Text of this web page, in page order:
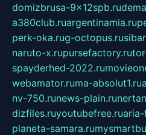
domizbrusa-9x12spb.ru
a380club.ruargentinamia.ru
perk-oka.rug-octopus.ru
naruto-x.rupursefactory.ru
spayderhed-2022.ru
webamator.ruma-absolut1.ru
nv-750.runews-plain.ru
dizfiles.ruyoutubefree.ruaria-
planeta-samara.ru